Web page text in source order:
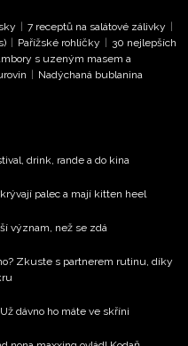
| 7 receptů na salátové zálivky |
| Pařížské rohlíčky | 30 nejlepších
s uzeným masem a
| Nadýchaná bublanina
drink, rande a do kina
palec a mají kitten heel
význam, než se zdá
Zkuste s partnerem rutinu, díky
dávno ho máte ve skříni